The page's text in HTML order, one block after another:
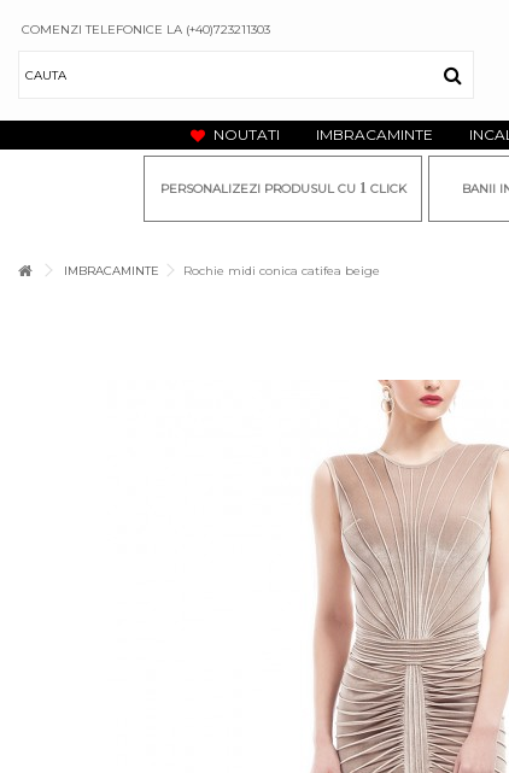
COMENZI TELEFONICE LA (+40)723211303
NOUTATI IMBRACAMINTE
PERSONALIZEZI PRODUSUL CU 1CLICK BANII
IMBRACAMINTE Rochie midi conica catifea beige